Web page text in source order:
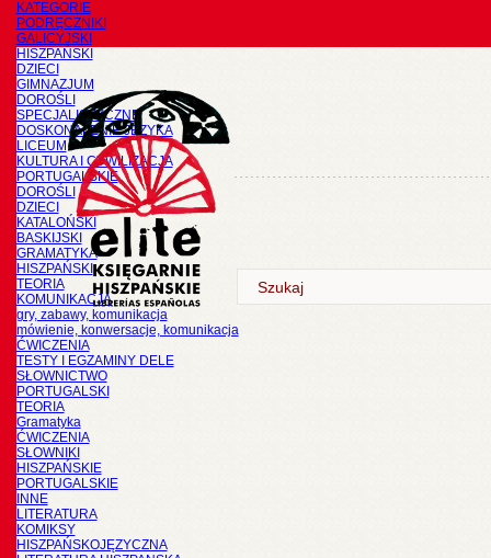
KATEGORIE
PODRĘCZNIKI
GALICYJSKI
HISZPAŃSKI
DZIECI
GIMNAZJUM
DOROŚLI
SPECJALISTYCZNE
DOSKONALENIE JĘZYKA
LICEUM
KULTURA I CYWILIZACJA
PORTUGALSKIE
DOROŚLI
DZIECI
KATALOŃSKI
BASKIJSKI
GRAMATYKA
HISZPAŃSKI
TEORIA
KOMUNIKACJA
gry, zabawy, komunikacja
mówienie, konwersacje, komunikacja
ĆWICZENIA
TESTY I EGZAMINY DELE
SŁOWNICTWO
PORTUGALSKI
TEORIA
Gramatyka
ĆWICZENIA
SŁOWNIKI
HISZPAŃSKIE
PORTUGALSKIE
INNE
LITERATURA
KOMIKSY
HISZPAŃSKOJĘZYCZNA